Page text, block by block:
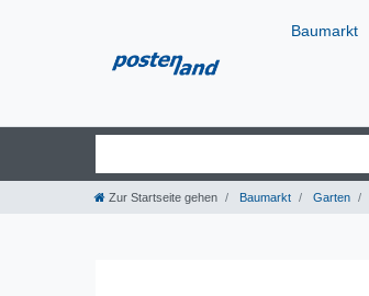
Baumarkt
Zur Startseite gehen Baumarkt Garten